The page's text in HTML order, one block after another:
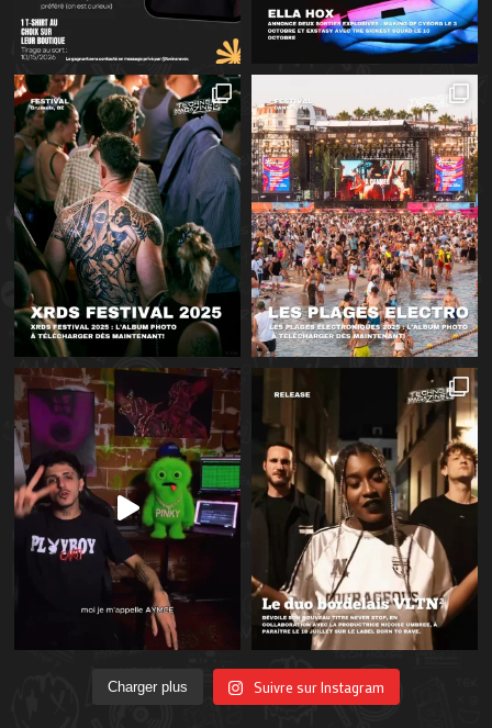
Charger plus Suivre sur Instagram